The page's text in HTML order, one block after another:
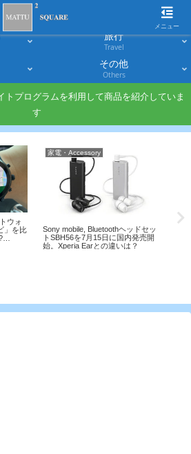
旅行
Travel
その他
Others
プログラムを利用して商品を紹介していま
す
ウォ
」を比
家電・Accessory
Sony mobile, Bluetoothヘッドセッ
トSBH56を7月15日に国内発売開
始。Xperia Earとの違いは？
メニュー